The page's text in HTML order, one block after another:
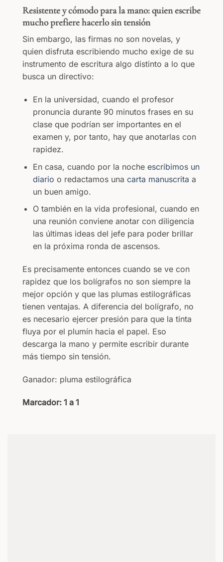
Resistente y cómodo para la mano: quien escribe
mucho prefiere hacerlo sin tensión
Sin embargo, las firmas no son novelas, y
quien disfruta escribiendo mucho exige de su
instrumento de escritura algo distinto a lo que
busca un directivo:
En la universidad, cuando el profesor
pronuncia durante 90 minutos frases en su
clase que podrían ser importantes en el
examen y, por tanto, hay que anotarlas con
rapidez.
En casa, cuando por la noche escribimos un
diario o redactamos una carta manuscrita a
un buen amigo.
O también en la vida profesional, cuando en
una reunión conviene anotar con diligencia
las últimas ideas del jefe para poder brillar
en la próxima ronda de ascensos.
Es precisamente entonces cuando se ve con
rapidez que los bolígrafos no son siempre la
mejor opción y que las plumas estilográficas
tienen ventajas. A diferencia del bolígrafo, no
es necesario ejercer presión para que la tinta
fluya por el plumín hacia el papel. Eso
descarga la mano y permite escribir durante
más tiempo sin tensión.
Ganador: pluma estilográfica
Marcador: 1 a 1